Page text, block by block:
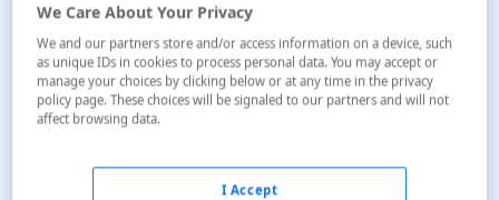
We Care About Your Privacy
We and our partners store and/or access information on a device, such
as unique IDs in cookies to process personal data. You may accept or
manage your choices by clicking below or at any time in the privacy
policy page. These choices will be signaled to our partners and will not
affect browsing data.
I Accept